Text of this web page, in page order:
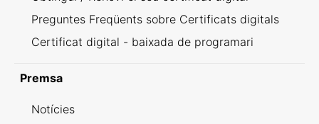
Preguntes Freqüents sobre Certificats digitals
Certificat digital - baixada de programari
Premsa
Notícies